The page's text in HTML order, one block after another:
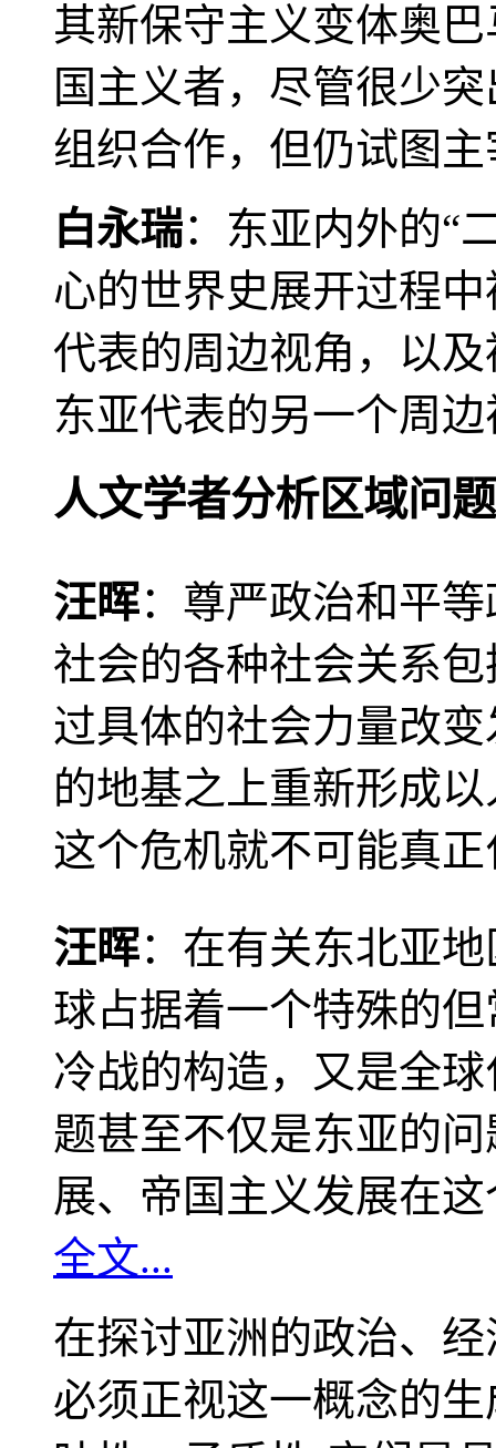
其新保守主义变体奥
国主义者，尽管很少
组织合作，但仍试图
白永瑞：东亚内外的“
心的世界史展开过程
代表的周边视角，以
东亚代表的另一个周
人文学者分析区域问题
汪晖：尊严政治和平
社会的各种社会关系
过具体的社会力量改
的地基之上重新形成
这个危机就不可能真
汪晖：在有关东北亚
球占据着一个特殊的
冷战的构造，又是全
题甚至不仅是东亚的
展、帝国主义发展在
全文...
在探讨亚洲的政治、
必须正视这一概念的